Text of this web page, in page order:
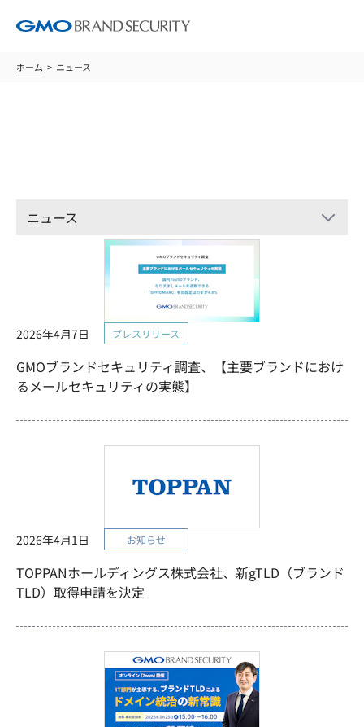
ホーム ニュース
GMOブランドセキュリティ調査、【主要ブランドにおけ
るメールセキュリティの実態】
2026年4月7日 プレスリリース
TOPPANホールディングス株式会社、新gTLD（ブランド
TLD）取得申請を決定
2026年4月1日 お知らせ
ニュース